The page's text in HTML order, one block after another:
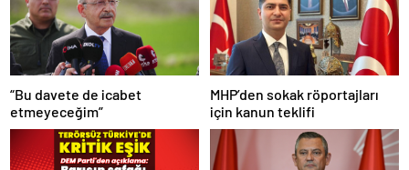
“Bu davete de icabet
etmeyeceğim”
MHP’den sokak röportajları
için kanun teklifi